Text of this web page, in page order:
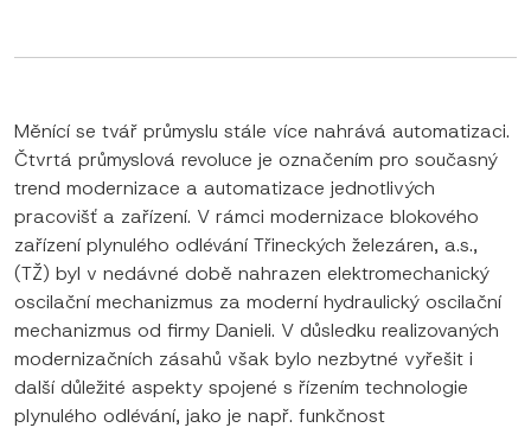
Měnící se tvář průmyslu stále více nahrává automatizaci.
Čtvrtá průmyslová revoluce je označením pro současný
trend modernizace a automatizace jednotlivých
pracovišť a zařízení. V rámci modernizace blokového
zařízení plynulého odlévání Třineckých železáren, a.s.,
(TŽ) byl v nedávné době nahrazen elektromechanický
oscilační mechanizmus za moderní hydraulický oscilační
mechanizmus od firmy Danieli. V důsledku realizovaných
modernizačních zásahů však bylo nezbytné vyřešit i
další důležité aspekty spojené s řízením technologie
plynulého odlévání, jako je např. funkčnost